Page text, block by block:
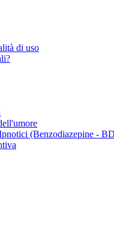
di uso
(Benzodiazepine -